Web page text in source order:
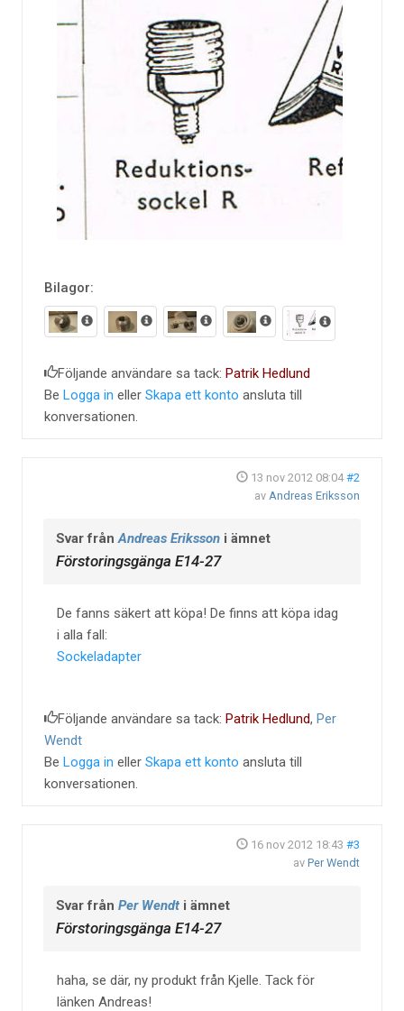
Bilagor:
Följande användare sa tack: Patrik Hedlund
Be Logga in eller Skapa ett konto ansluta till
konversationen.
13 nov 2012 08:04 #2
av Andreas Eriksson
Svar frånAndreas Eriksson i ämnet
Förstoringsgänga E14-27
De fanns säkert att köpa! De finns att köpa idag
i alla fall:
Sockeladapter
Följande användare sa tack: Patrik Hedlund, Per
Wendt
Be Logga in eller Skapa ett konto ansluta till
konversationen.
16 nov 2012 18:43 #3
av Per Wendt
Svar från Per Wendt i ämnet
Förstoringsgänga E14-27
haha, se där, ny produkt från Kjelle. Tack för
länken Andreas!